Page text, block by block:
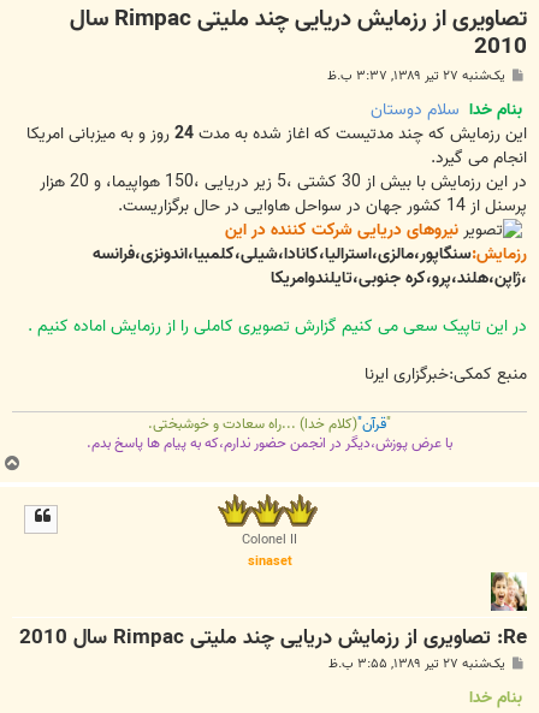
تصاویری از رزمایش دریایی چند ملیتی Rimpac سال
2010
ت
یک‌شنبه ۲۷ تیر ۱۳۸۹, ۳:۳۷ ب.ظ
بنام خدا سلام دوستان
این رزمایش که چند مدتیست که اغاز شده به مدت24روز و به میزبانی امریکا
انجام می گیرد.
در این رزمایش با بیش از 30 کشتی ،5 زیر دریایی ،150 هواپیما، و 20 هزار
پرسنل از 14 کشور جهان در سواحل هاوایی در حال برگزاریست.
نیروهای دریایی شرکت کننده در این
رزمایش:سنگاپور،مالزی،استرالیا،کانادا،شیلی،کلمبیا،اندونزی،فرانسه
،ژاپن،هلند،پرو،کره جنوبی،تایلندوامریکا
در این تاپیک سعی می کنیم گزارش تصویری کاملی را از رزمایش اماده کنیم .
منبع کمکی:خبرگزاری ایرنا
"قرآن"(کلام خدا) ...راه سعادت و خوشبختی.
با عرض پوزش،دیگر در انجمن حضور ندارم،که به پیام ها پاسخ بدم.
Colonel II
sinaset
Re: تصاویری از رزمایش دریایی چند ملیتی Rimpac سال 2010
ت
یک‌شنبه ۲۷ تیر ۱۳۸۹, ۳:۵۵ ب.ظ
بنام خدا